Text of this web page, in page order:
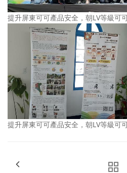
提升屏東可可產品安全，朝LV等級可
提升屏東可可產品安全，朝LV等級可